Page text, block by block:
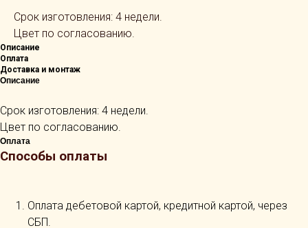
Срок изготовления: 4 недели.
Цвет по согласованию.
Описание
Оплата
Доставка и монтаж
Описание
Срок изготовления: 4 недели.
Цвет по согласованию.
Оплата
Способы оплаты
Оплата дебетовой картой, кредитной картой, через
СБП.